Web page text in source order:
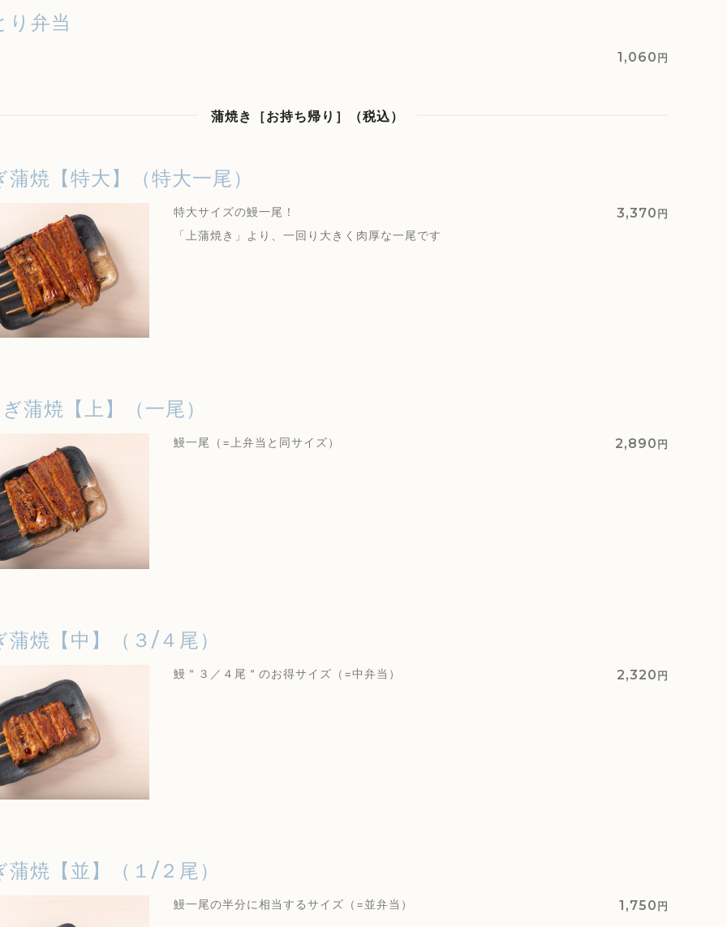
り弁当
1,060 円
蒲焼き［お持ち帰り］（税込）
蒲焼【特大】（特大一尾）
3,370 円
特大サイズの鰻一尾！
「上蒲焼き」より、一回り大きく肉厚な一尾です
蒲焼【上】（一尾）
2,890 円
鰻一尾（=上弁当と同サイズ）
蒲焼【中】（３/４尾）
2,320 円
鰻＂３／４尾＂のお得サイズ（=中弁当）
蒲焼【並】（１/２尾）
1,750 円
鰻一尾の半分に相当するサイズ（=並弁当）